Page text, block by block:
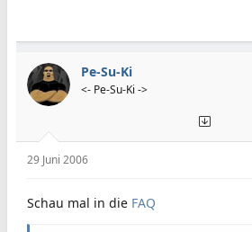
Pe-Su-Ki
<- Pe-Su-Ki ->
29 Juni 2006
Schau mal in die FAQ